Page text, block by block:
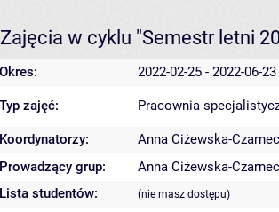
Zajęcia w cyklu "Semestr letni
Okres: 2022-02-25 - 2022-06-23
Typ zajęć: Pracownia
Koordynatorzy:
Anna Ciżewska-
Prowadzący grup:
Anna Ciżewska-
Lista studentów:
(nie masz dostępu)